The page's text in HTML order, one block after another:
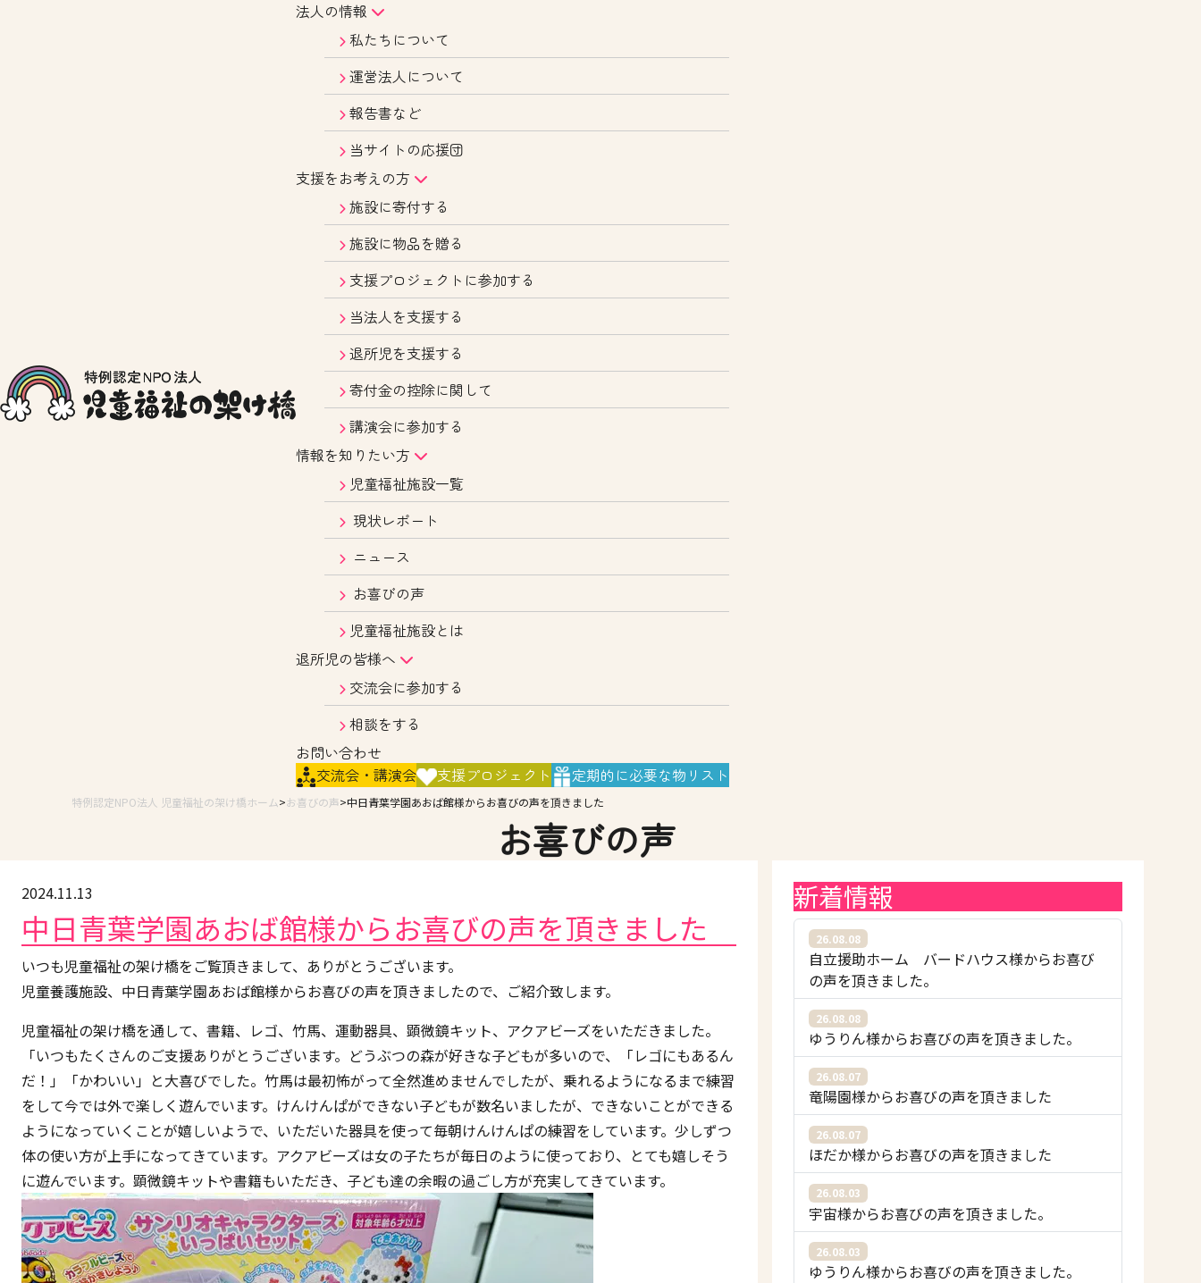
法人の情報
私たちについて
運営法人について
報告書など
当サイトの応援団
支援をお考えの方
施設に寄付する
施設に物品を贈る
支援プロジェクトに参加する
当法人を支援する
退所児を支援する
寄付金の控除に関して
講演会に参加する
情報を知りたい方
児童福祉施設一覧
現状レポート
ニュース
お喜びの声
児童福祉施設とは
退所児の皆様へ
交流会に参加する
相談をする
お問い合わせ
交流会・講演会
支援プロジェクト 定期的に必要な物リスト
特例認定NPO法人 児童福祉の架け橋ホーム お喜びの声 中日青葉学園あおば館様からお喜びの声を頂きました
お喜びの声
2024.11.13
中日青葉学園あおば館様からお喜びの声を頂きました
いつも児童福祉の架け橋をご覧頂きまして、ありがとうございます。
児童養護施設、中日青葉学園あおば館様からお喜びの声を頂きましたので、ご紹介致します。
児童福祉の架け橋を通して、書籍、レゴ、竹馬、運動器具、顕微鏡キット、アクアビーズをいただきました。
「いつもたくさんのご支援ありがとうございます。どうぶつの森が好きな子どもが多いので、「レゴにもあるん
だ！」「かわいい」と大喜びでした。竹馬は最初怖がって全然進めませんでしたが、乗れるようになるまで練習
をして今では外で楽しく遊んでいます。けんけんぱができない子どもが数名いましたが、できないことができる
ようになっていくことが嬉しいようで、いただいた器具を使って毎朝けんけんぱの練習をしています。少しずつ
体の使い方が上手になってきています。アクアビーズは女の子たちが毎日のように使っており、とても嬉しそう
に遊んでいます。顕微鏡キットや書籍もいただき、子ども達の余暇の過ごし方が充実してきています。
新着情報
26.08.08
自立援助ホーム バードハウス様からお喜び
の声を頂きました。
26.08.08
ゆうりん様からお喜びの声を頂きました。
26.08.07
竜陽園様からお喜びの声を頂きました
26.08.07
ほだか様からお喜びの声を頂きました
26.08.03
宇宙様からお喜びの声を頂きました。
26.08.03
ゆうりん様からお喜びの声を頂きました。